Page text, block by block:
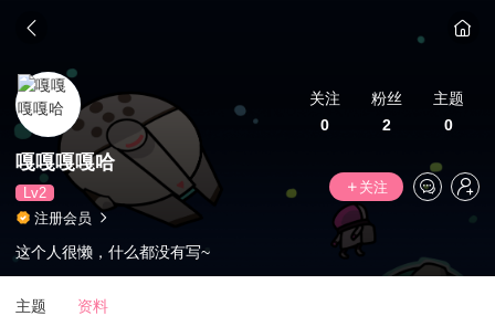
关注
0
粉丝
2
主题
0
嘎嘎嘎嘎哈
Lv2
关注
注册会员
这个人很懒，什么都没有写~
主题 资料